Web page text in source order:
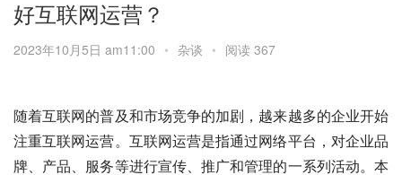
好互联网运营？
2023年10月5日 am11:00 • 杂谈 • 阅读 367
随着互联网的普及和市场竞争的加剧，越来越多的企业开始
注重互联网运营。互联网运营是指通过网络平台，对企业品
牌、产品、服务等进行宣传、推广和管理的一系列活动。本